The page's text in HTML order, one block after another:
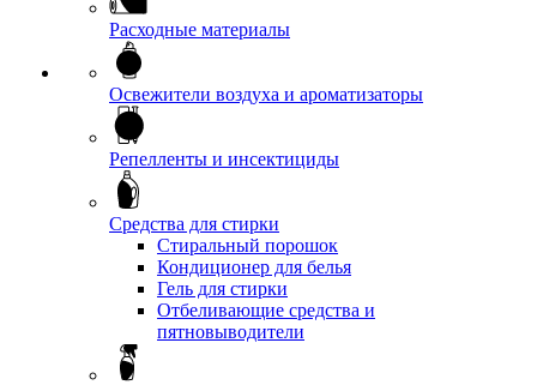
Расходные материалы
Освежители воздуха и ароматизаторы
Репелленты и инсектициды
Средства для стирки
Стиральный порошок
Кондиционер для белья
Гель для стирки
Отбеливающие средства и
пятновыводители